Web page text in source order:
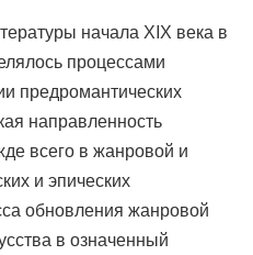
начала ХIХ века в
процессами
предромантических
направленность
всего в жанровой и
и эпических
обновления жанровой
в означенный